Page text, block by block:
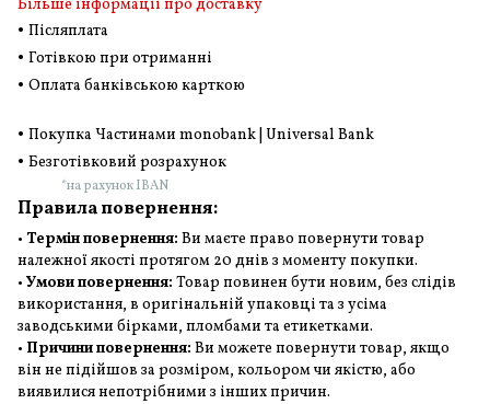
Більше інформації про доставку
• Післяплата
• Готівкою при отриманні
• Оплата банківською карткою
• Покупка Частинами monobank | Universal Bank
• Безготівковий розрахунок
*на рахунок IBAN
Правила повернення:
• Термін повернення: Ви маєте право повернути товар
належної якості протягом 20 днів з моменту покупки.
• Умови повернення: Товар повинен бути новим, без слідів
використання, в оригінальній упаковці та з усіма
заводськими бірками, пломбами та етикетками.
• Причини повернення: Ви можете повернути товар, якщо
він не підійшов за розміром, кольором чи якістю, або
виявилися непотрібними з інших причин.